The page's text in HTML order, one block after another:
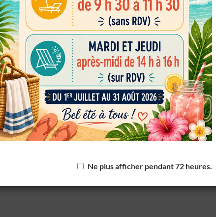
powered by WPCookiePro
Ne plus afficher pendant 72 heures.